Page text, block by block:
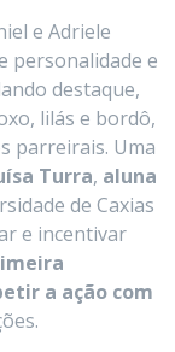
e Adriele
personalidade e
destaque,
lilás e bordô,
parreirais. Uma
Turra, aluna
de Caxias
e incentivar
a ação com